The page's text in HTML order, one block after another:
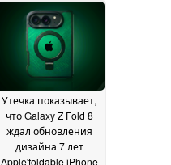
большим
обновлением
аккумулятора, о
котором все еще
ходят слухи03 June
2026
Утечка показывает,
что Galaxy Z Fold 8
ждал обновления
дизайна 7 лет
Apple'foldable iPhone